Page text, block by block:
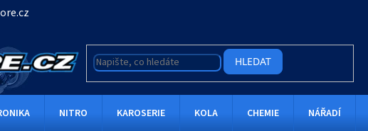
HLEDAT
NITRO KAROSERIE KOLA CHEMIE NÁŘADÍ